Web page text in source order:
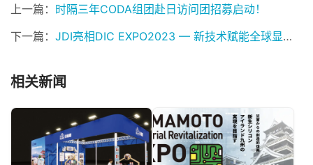
上一篇： 时隔三年CODA组团赴日访问团招募启动！
下一篇： JDI亮相DIC EXPO2023 — 新技术赋能全球显示行业
相关新闻